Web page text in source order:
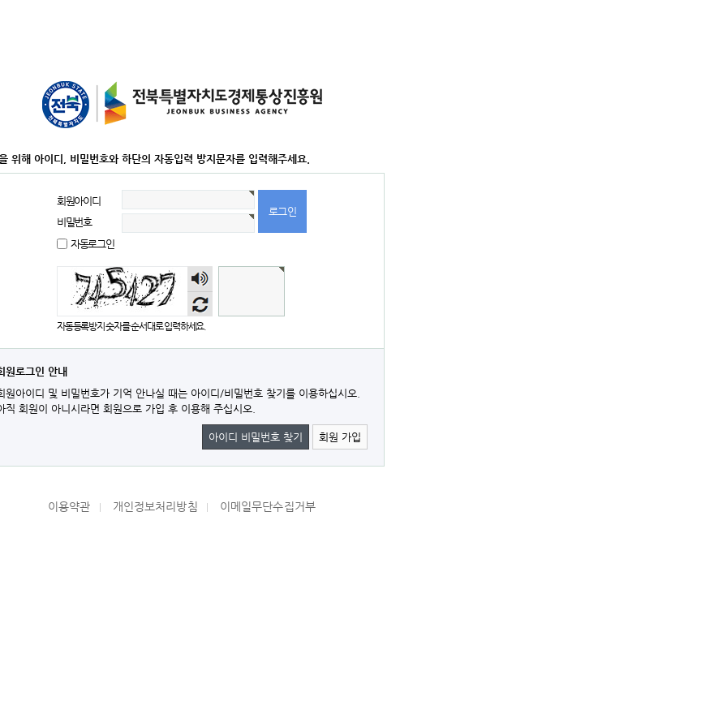
위해 아이디, 비밀번호와 하단의 자동입력 방지문자를 입력해주세요.
회원아이디
비밀번호
자동로그인
숫자
음성
듣기
자동등록방지 숫자를 순서대로 입력하세요.
원로그인 안내
원아이디 및 비밀번호가 기억 안나실 때는 아이디/비밀번호 찾기를 이용하십시오.
직 회원이 아니시라면 회원으로 가입 후 이용해 주십시오.
아이디 비밀번호 찾기 회원 가입
이용약관 개인정보처리방침 이메일무단수집거부